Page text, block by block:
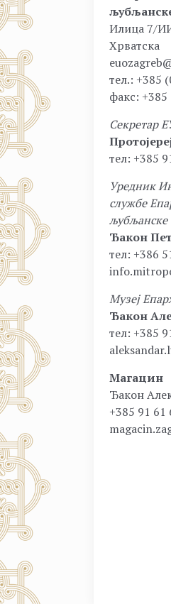
Илица 7/
Хрватска
тел.: +385
факс: +385
Секретар
тел: +385
Уредник
службе
љубљанске
Ђакон
тел: +386
Музеј
Ђакон
тел: +385
Магацин
Ђакон
+385 91 61